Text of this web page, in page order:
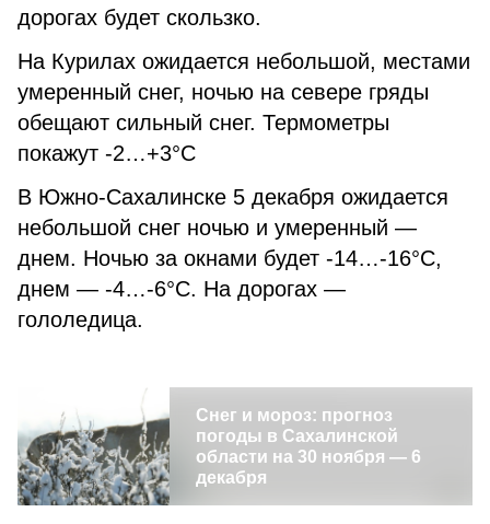
дорогах будет скользко.
На Курилах ожидается небольшой, местами
умеренный снег, ночью на севере гряды
обещают сильный снег. Термометры
покажут -2…+3°С
В Южно-Сахалинске 5 декабря ожидается
небольшой снег ночью и умеренный —
днем. Ночью за окнами будет -14…-16°С,
днем — -4…-6°С. На дорогах —
гололедица.
Снег и мороз: прогноз
погоды в Сахалинской
области на 30 ноября — 6
декабря